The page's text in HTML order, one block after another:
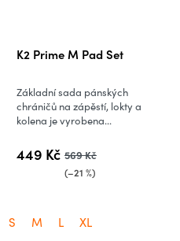
K2 Prime M Pad Set
449 Kč 569 Kč
(–21 %)
Základní sada pánských
chráničů na zápěstí, lokty a
kolena je vyrobena...
S M L XL